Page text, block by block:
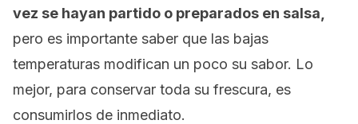
vez se hayan partido o preparados en salsa,
pero es importante saber que las bajas
temperaturas modifican un poco su sabor. Lo
mejor, para conservar toda su frescura, es
consumirlos de inmediato.